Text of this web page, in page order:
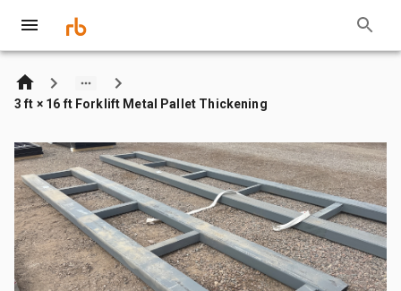
3 ft × 16 ft Forklift Metal Pallet Thickening